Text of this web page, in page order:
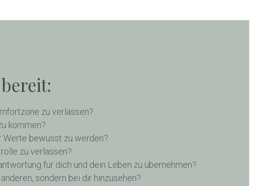
zu verlassen?
kommen?
Werte bewusst zu werden?
zu verlassen?
für dich und dein Leben zu übernehmen?
sondern bei dir hinzusehen?